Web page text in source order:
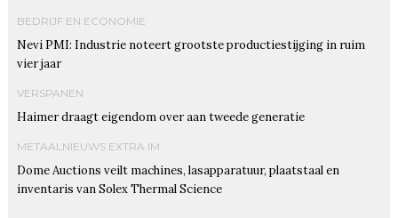
BEDRIJF EN ECONOMIE
Nevi PMI: Industrie noteert grootste productiestijging in ruim
vier jaar
VERSPANEN
Haimer draagt eigendom over aan tweede generatie
METAALNIEUWS EXTRA IM
Dome Auctions veilt machines, lasapparatuur, plaatstaal en
inventaris van Solex Thermal Science